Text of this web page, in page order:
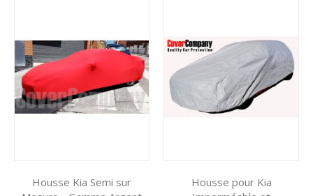
Housse Kia Semi sur
Housse pour Kia